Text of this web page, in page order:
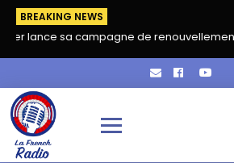
BREAKING NEWS
campagne de renouvellement 2026‑2027